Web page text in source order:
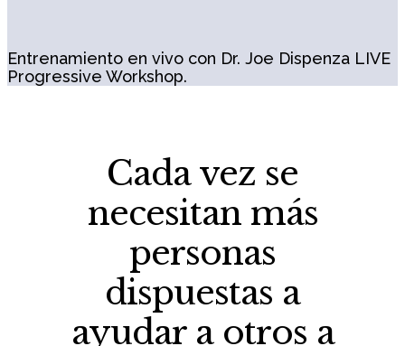
Entrenamiento en vivo con Dr. Joe Dispenza LIVE
Progressive Workshop.
Cada vez se
necesitan más
personas
dispuestas a
ayudar a otros a